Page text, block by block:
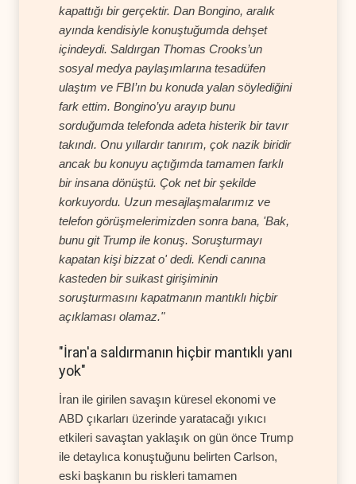
kapattığı bir gerçektir. Dan Bongino, aralık
ayında kendisiyle konuştuğumda dehşet
içindeydi. Saldırgan Thomas Crooks’un
sosyal medya paylaşımlarına tesadüfen
ulaştım ve FBI’ın bu konuda yalan söylediğini
fark ettim. Bongino’yu arayıp bunu
sorduğumda telefonda adeta histerik bir tavır
takındı. Onu yıllardır tanırım, çok nazik biridir
ancak bu konuyu açtığımda tamamen farklı
bir insana dönüştü. Çok net bir şekilde
korkuyordu. Uzun mesajlaşmalarımız ve
telefon görüşmelerimizden sonra bana, 'Bak,
bunu git Trump ile konuş. Soruşturmayı
kapatan kişi bizzat o' dedi. Kendi canına
kasteden bir suikast girişiminin
soruşturmasını kapatmanın mantıklı hiçbir
açıklaması olamaz."
"İran'a saldırmanın hiçbir mantıklı yanı
yok"
İran ile girilen savaşın küresel ekonomi ve
ABD çıkarları üzerinde yaratacağı yıkıcı
etkileri savaştan yaklaşık on gün önce Trump
ile detaylıca konuştuğunu belirten Carlson,
eski başkanın bu riskleri tamamen